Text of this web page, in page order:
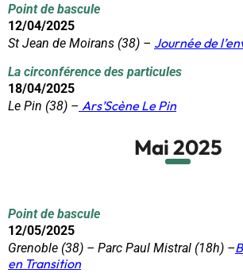
Point de bascule
12/04/2025
St Jean de Moirans (38) – Journée de
La circonférence des particules
18/04/2025
Le Pin (38) – Ars’Scène Le Pin
Mai 2025
Point de bascule
12/05/2025
Grenoble (38) – Parc Paul Mistral (18h) –
en Transition